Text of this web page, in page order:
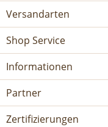
Versandarten
Shop Service
Informationen
Partner
Zertifizierungen